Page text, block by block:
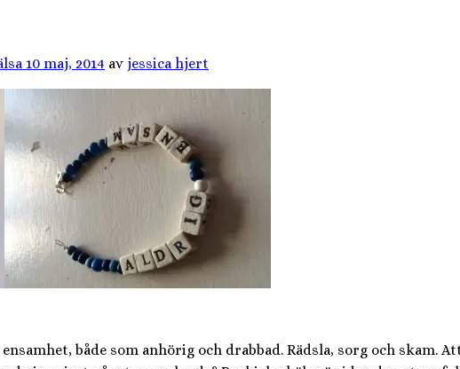
10 maj, 2014 av jessica hjert
både som anhörig och drabbad. Rädsla, sorg och